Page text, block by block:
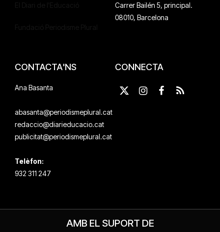
Carrer Bailén 5, principal.
08010, Barcelona
CONTACTA'NS
Ana Basanta
abasanta@periodismeplural.cat
redaccio@diarieducacio.cat
publicitat@periodismeplural.cat
Telèfon:
932 311 247
CONNECTA
X
InstagramFacebook
RSS
AMB EL SUPORT DE